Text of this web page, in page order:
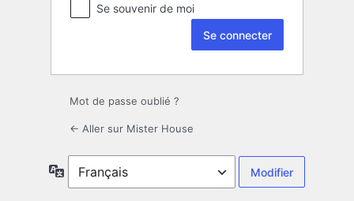
Se souvenir de moi
Mot de passe oublié ?
← Aller sur Mister House
Langue